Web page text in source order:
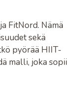
ja FitNord. Nämä
sekä
pyörää HIIT-
malli, joka sopii